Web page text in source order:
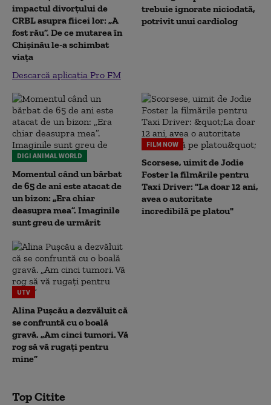
impactul divorțului de
CRBL asupra fiicei lor: „A
fost rău”. De ce mutarea în
Chișinău le-a schimbat
viața
Descarcă aplicația Pro FM
trebuie ignorate niciodată,
potrivit unui cardiolog
DIGI ANIMAL WORLD
Momentul când un bărbat
de 65 de ani este atacat de
un bizon: „Era chiar
deasupra mea”. Imaginile
sunt greu de urmărit
FILM NOW
Scorsese, uimit de Jodie
Foster la filmările pentru
Taxi Driver: "La doar 12 ani,
avea o autoritate
incredibilă pe platou"
UTV
Alina Pușcău a dezvăluit că
se confruntă cu o boală
gravă. „Am cinci tumori. Vă
rog să vă rugați pentru
mine”
Top Citite